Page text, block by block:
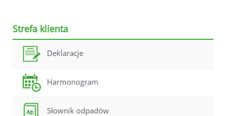
Strefa klienta
Deklaracje
Harmonogram
Słownik odpadów